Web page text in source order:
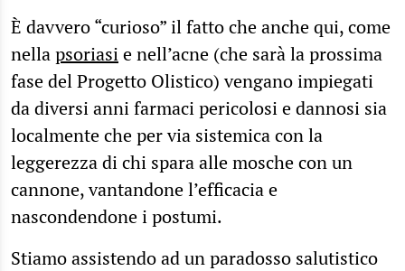
È davvero “curioso” il fatto che anche qui, come
nellapsoriasie nell’acne (che sarà la prossima
fase del Progetto Olistico) vengano impiegati
da diversi anni farmaci pericolosi e dannosi sia
localmente che per via sistemica con la
leggerezza di chi spara alle mosche con un
cannone, vantandone l’efficacia e
nascondendone i postumi.
Stiamo assistendo ad un paradosso salutistico